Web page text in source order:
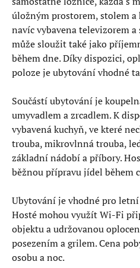
úložným prostorem, stolem a
navíc vybavena televizorem a
může sloužit také jako
během dne. Díky dispozici,
poloze je ubytování vhodné
Součástí ubytování je
umyvadlem a zrcadlem. K
vybavená kuchyň, ve které
trouba, mikrovlnná trouba,
základní nádobí a příbory.
běžnou přípravu jídel během
Ubytování je vhodné pro
Hosté mohou využít Wi-Fi
objektu a udržovanou
posezením a grilem. Cena
osobu a noc.